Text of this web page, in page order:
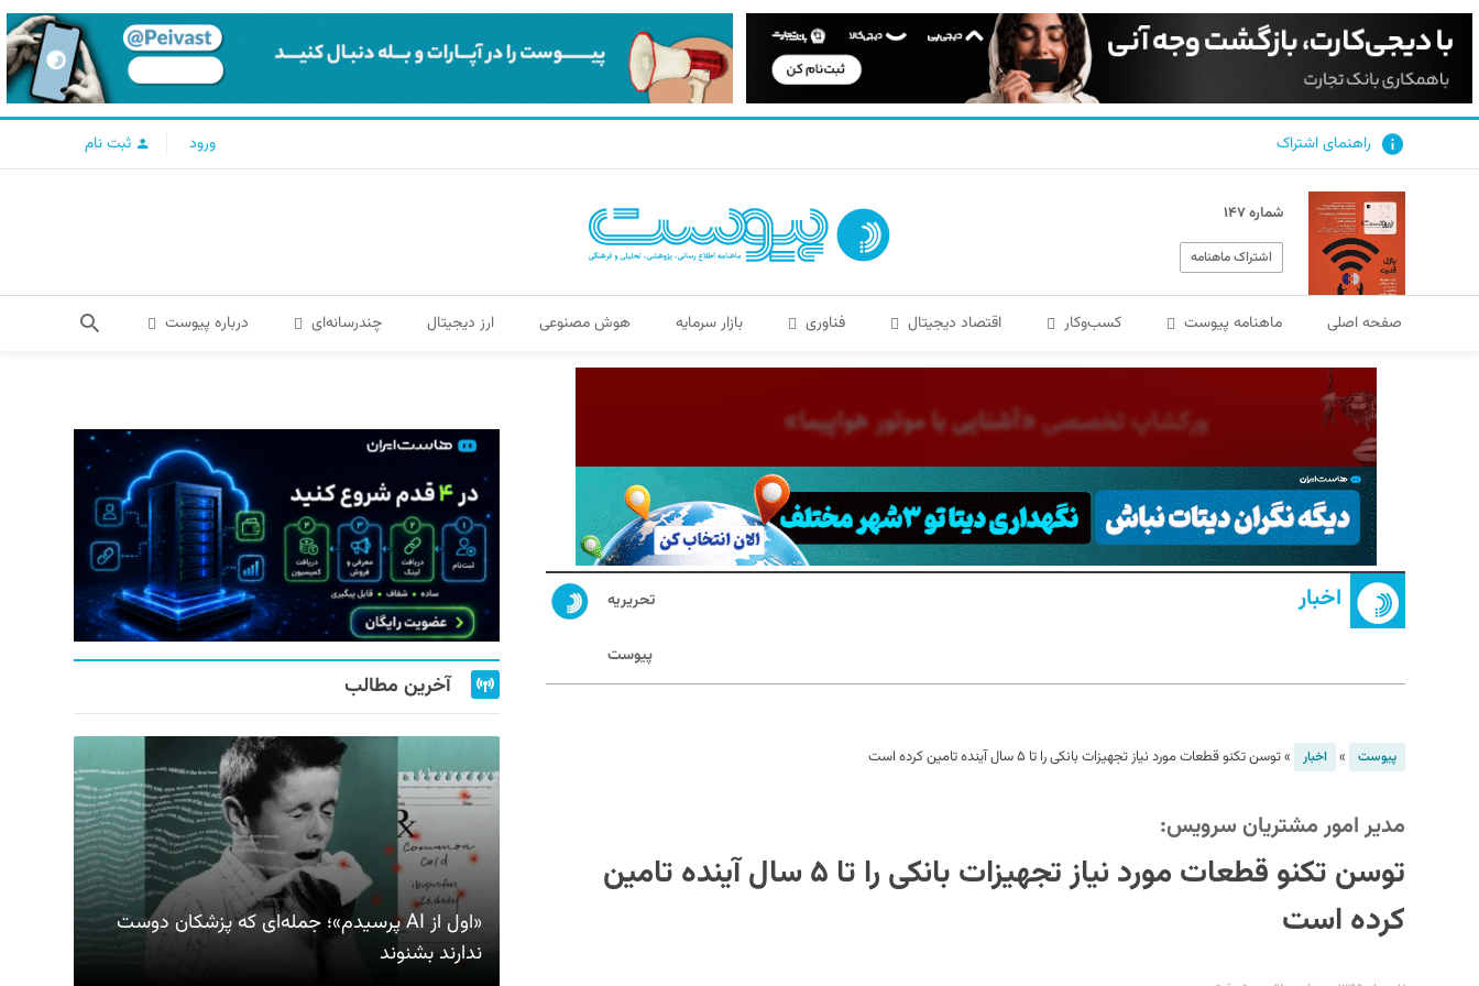
راهنمای اشتراک ورود ثبت نام
شماره ۱۴۷
اشتراک ماهنامه
صفحه اصلی ماهنامه پیوست کسب‌و‌کار اقتصاد دیجیتال فناوری بازار سرمایه هوش مصنوعی ارز دیجیتال چندرسانه‌ای درباره پیوست
اخبار تحریریه
پیوست
پیوست » اخبار »توسن تکنو قطعات مورد نیاز تجهیزات بانکی را تا ۵ سال آینده تامین کرده است
مدیر امور مشتریان سرویس:
توسن تکنو قطعات مورد نیاز تجهیزات بانکی را تا ۵ سال آینده تامین
کرده است
آخرین مطالب
«اول از AI پرسیدم»؛ جمله‌ای که پزشکان دوست
ندارند بشنوند